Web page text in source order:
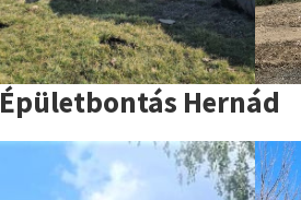
Épületbontás Hernád